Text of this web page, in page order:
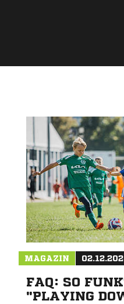
MAGAZIN
FAQ: SO
"PLAYING